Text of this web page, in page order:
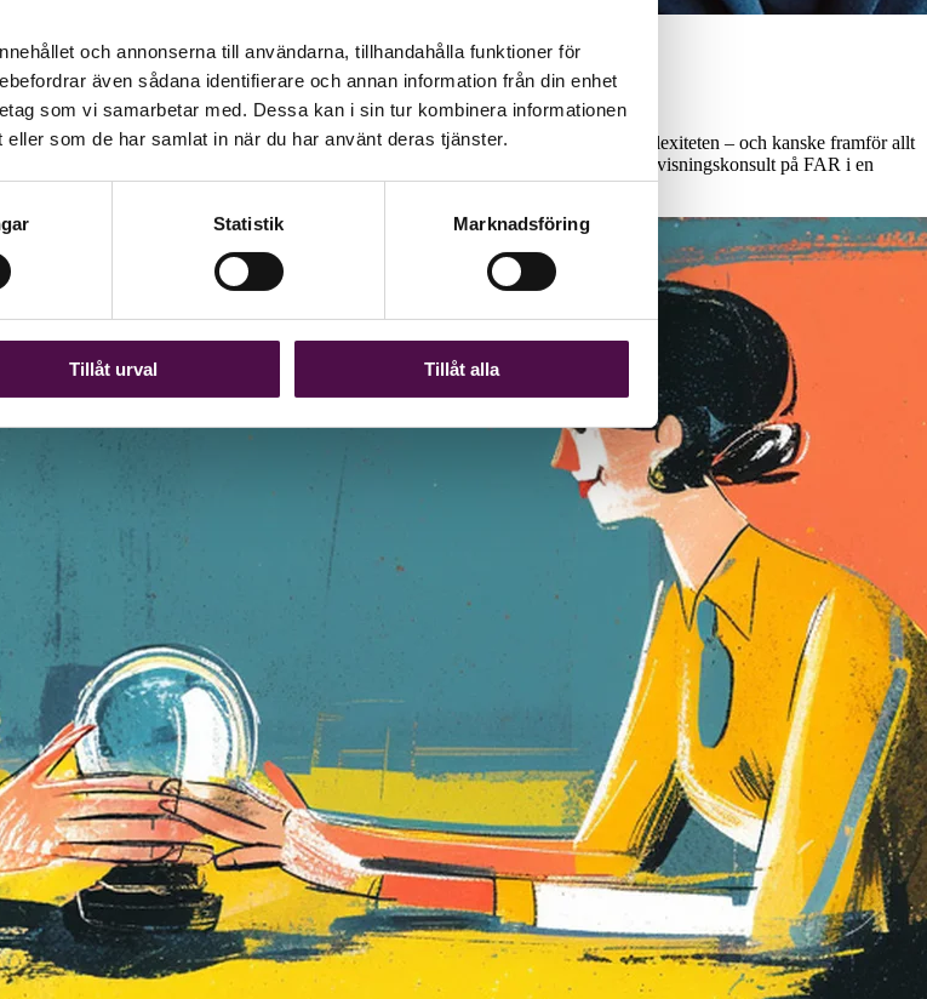
och annonserna till användarna, tillhandahålla funktioner för
även sådana identifierare och annan information från din enhet
som vi samarbetar med. Dessa kan i sin tur kombinera informationen
som de har samlat in när du har använt deras tjänster.
Statistik Marknadsföring
Tillåt urval Tillåt alla
förmåga att bära framtida åtaganden
BRF: avgifter, avskrivningar och underhållsplan synliggörs i stället komplexiteten – och kanske framför allt
åtaganden faktiskt innebär. Det skriver Birgitta Åhlander, auktoriserad redovisningskonsult på FAR i en